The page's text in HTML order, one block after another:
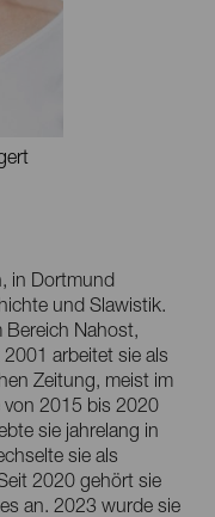
in Dortmund
und Slawistik.
Bereich Nahost,
arbeitet sie als
Zeitung, meist im
von 2015 bis 2020
sie jahrelang in
sie als
2020 gehört sie
an. 2023 wurde sie